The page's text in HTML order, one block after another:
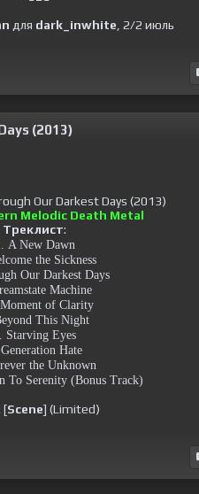
для dark_inwhite , 2/2 июль
(2013)
Melodic Death Metal
Треклист:
A New Dawn
the Sickness
Our Darkest Days
Machine
of Clarity
This Night
Starving Eyes
Hate
the Unknown
To Serenity (Bonus Track)
[Scene] (Limited)